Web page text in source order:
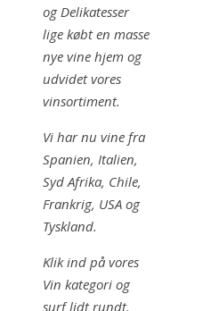
og Delikatesser
lige købt en masse
nye vine hjem og
udvidet vores
vinsortiment.
Vi har nu vine fra
Spanien, Italien,
Syd Afrika, Chile,
Frankrig, USA og
Tyskland.
Klik ind på vores
Vin kategori og
surf lidt rundt.